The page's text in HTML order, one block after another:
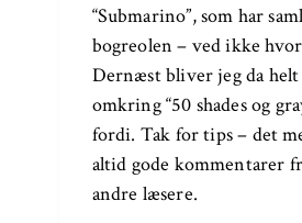
“Submarino”, som har
bogreolen – ved ikke
Dernæst bliver jeg da
omkring “50 shades og
fordi. Tak for tips – det
altid gode kommentarer
andre læsere.